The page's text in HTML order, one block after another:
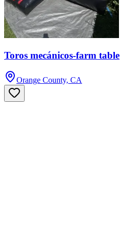
Toros mecánicos-farm table
Orange County, CA